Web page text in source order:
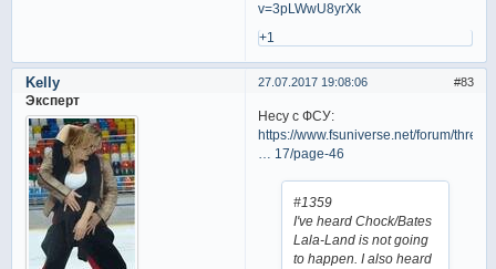
v=3pLWwU8yrXk
+1
83
27.07.2017 19:08:06
Kelly
Эксперт
Несу с ФСУ:
https://www.fsuniverse.net/forum/thread
… 17/page-46
#1359
I've heard Chock/Bates
Lala-Land is not going
to happen. I also heard